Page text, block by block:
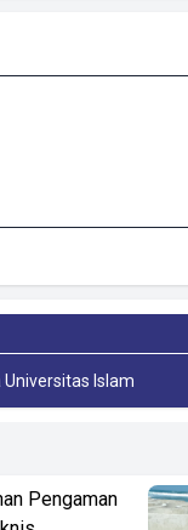
Universitas Islam
Pengaman